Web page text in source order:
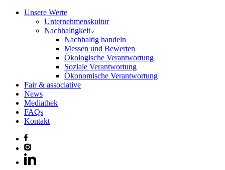
Unsere Werte
Unternehmenskultur
Nachhaltigkeit
Nachhaltig handeln
Messen und Bewerten
Ökologische Verantwortung
Soziale Verantwortung
Ökonomische Verantwortung
Fair & associative
News
Mediathek
FAQs
Kontakt